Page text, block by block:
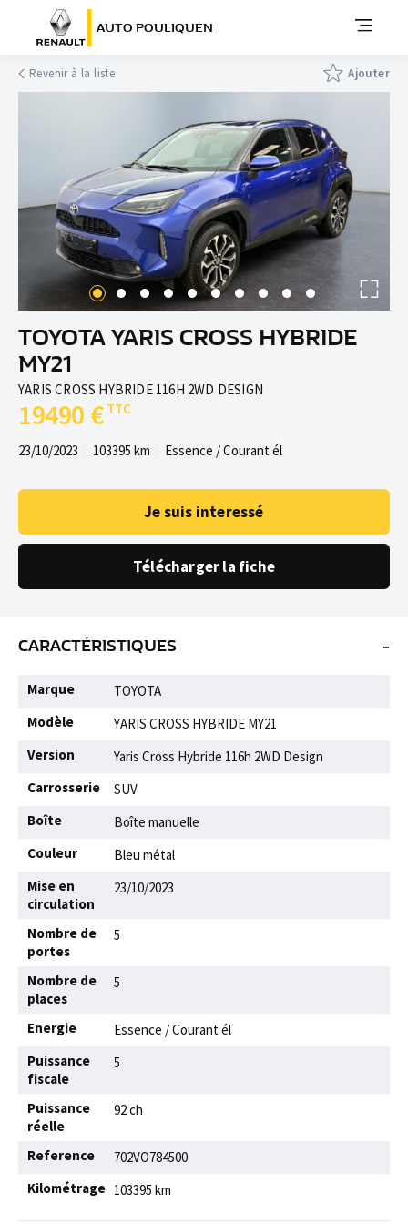
AUTO POULIQUEN
Revenir à la liste Ajouter
TOYOTA YARIS CROSS HYBRIDE
MY21
YARIS CROSS HYBRIDE 116H 2WD DESIGN
19490 €
23/10/2023 103395 km Essence / Courant él
Je suis interessé
Télécharger la fiche
CARACTÉRISTIQUES -
Marque
TOYOTA
Modèle
YARIS CROSS HYBRIDE MY21
Version
Yaris Cross Hybride 116h 2WD Design
Carrosserie
SUV
Boîte
Boîte manuelle
Couleur
Bleu métal
Mise en
circulation
23/10/2023
Nombre de
portes
5
Nombre de
places
5
Energie
Essence / Courant él
Puissance
fiscale
5
Puissance
réelle
92 ch
Reference
702VO784500
Kilométrage 103395 km